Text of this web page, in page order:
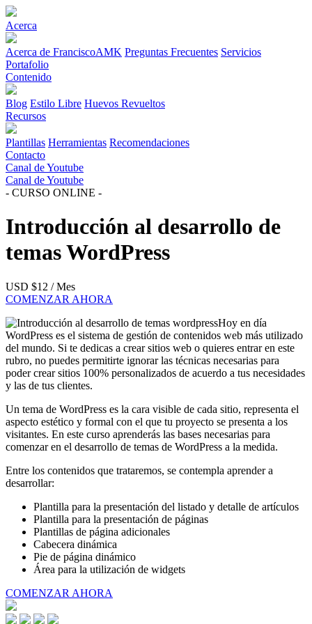
Acerca
Acerca de FranciscoAMK Preguntas Frecuentes Servicios
Portafolio
Contenido
Blog Estilo Libre Huevos Revueltos
Recursos
Plantillas Herramientas Recomendaciones
Contacto
Canal de Youtube
Canal de Youtube
- CURSO ONLINE -
Introducción al desarrollo de
temas WordPress
USD $12 / Mes
COMENZAR AHORA
Hoy en día
WordPress es el sistema de gestión de contenidos web más utilizado
del mundo. Si te dedicas a crear sitios web o quieres entrar en este
rubro, no puedes permitirte ignorar las técnicas necesarias para
poder crear sitios 100% personalizados de acuerdo a tus necesidades
y las de tus clientes.
Un tema de WordPress es la cara visible de cada sitio, representa el
aspecto estético y formal con el que tu proyecto se presenta a los
visitantes. En este curso aprenderás las bases necesarias para
comenzar en el desarrollo de temas de WordPress a la medida.
Entre los contenidos que trataremos, se contempla aprender a
desarrollar:
Plantilla para la presentación del listado y detalle de artículos
Plantilla para la presentación de páginas
Plantillas de página adicionales
Cabecera dinámica
Pie de página dinámico
Área para la utilización de widgets
COMENZAR AHORA